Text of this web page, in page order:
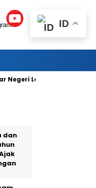
Lewat Bandara Soetta
dan
ID